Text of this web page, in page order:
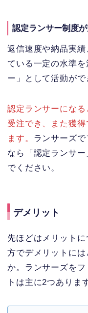
認定ランサー制度
返信速度や納品実
ている一定の水準
ー」として活動がで
認定ランサーにな
受注でき、また獲
ます。 ランサーズ
なら「認定ランサ
でください。
デメリット
先ほどはメリット
方でデメリットに
か。ランサーズを
トは主に2つありま